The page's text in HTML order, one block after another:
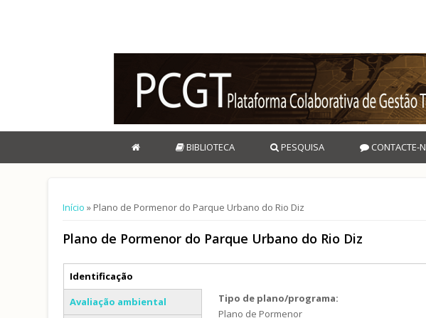
BIBLIOTECA PESQUISA CONTACTE-
Está aqui
Início » Plano de Pormenor do Parque Urbano do Rio Diz
Plano de Pormenor do Parque Urbano do Rio Diz
Separadores verticais
Identificação
(separador ativo)
Avaliação ambiental
Tipo de plano/programa:
Plano de Pormenor